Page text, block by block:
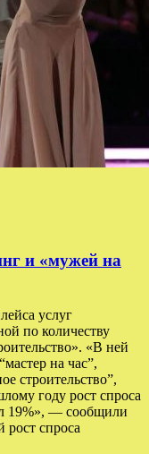
и «мужей на
услуг
по количеству
«В ней
на час”,
строительство”,
году рост спроса
19%», — сообщили
спроса